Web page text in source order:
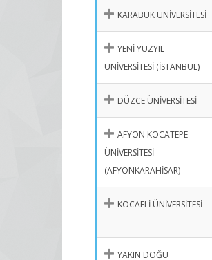
KARABÜK ÜNİVERSİTESİ
YENİ YÜZYIL
ÜNİVERSİTESİ (İSTANBUL)
DÜZCE ÜNİVERSİTESİ
AFYON KOCATEPE
ÜNİVERSİTESİ
(AFYONKARAHİSAR)
KOCAELİ ÜNİVERSİTESİ
YAKIN DOĞU